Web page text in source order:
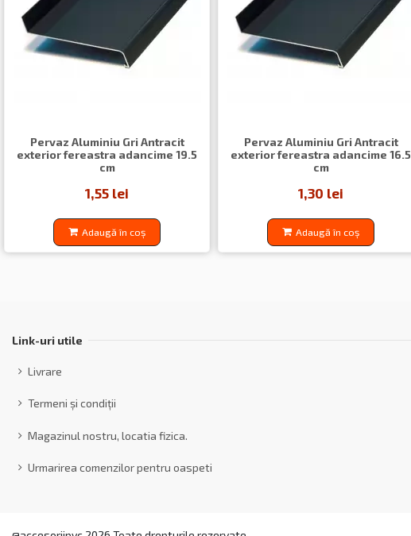
Pervaz Aluminiu Gri Antracit
exterior fereastra adancime 19.5
cm
1,55 lei
Adaugă în coș
Pervaz Aluminiu Gri Antracit
exterior fereastra adancime 16.5
cm
1,30 lei
Adaugă în coș
Link-uri utile
Livrare
Termeni și condiții
Magazinul nostru, locatia fizica.
Urmarirea comenzilor pentru oaspeti